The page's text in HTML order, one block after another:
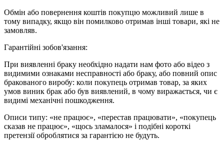
Обмін або повернення коштів покупцю можливий лише в
тому випадку, якщо він помилково отримав інші товари, які не
замовляв.
Гарантійні зобов'язання:
При виявленні браку необхідно надати нам фото або відео з
видимими ознаками несправності або браку, або повний опис
бракованого виробу: коли покупець отримав товар, за яких
умов виник брак або був виявлений, в чому виражається, чи є
видимі механічні пошкодження.
Описи типу: «не працює», «перестав працювати», «покупець
сказав не працює», «щось зламалося» і подібні короткі
претензії оброблятися за гарантією не будуть.